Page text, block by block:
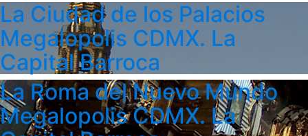
La Ciudad de los Palacios
Megalopolis CDMX. La
Capital Barroca
La Roma del Nuevo Mundo
Megalopolis CDMX. La